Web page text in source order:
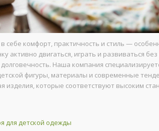
себе комфорт, практичность и стиль —
активно двигаться, играть и развиваться
Наша компания
фигуры, материалы и современные
изделия, которые соответствуют высоким
для детской одежды